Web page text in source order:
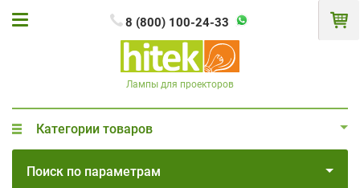
8 (800) 100-24-33
Лампы для проекторов
Категории товаров
Поиск по параметрам